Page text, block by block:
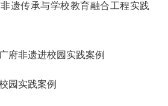
遗传承与学校教育融合工程实践
府非遗进校园实践案例
园实践案例